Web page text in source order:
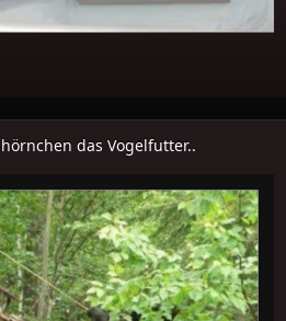
das Vogelfutter..